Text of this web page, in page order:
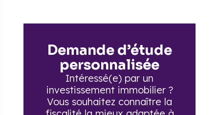
Demande d’étude
personnalisée
Intéressé(e) par un
investissement immobilier ?
Vous souhaitez connaître la